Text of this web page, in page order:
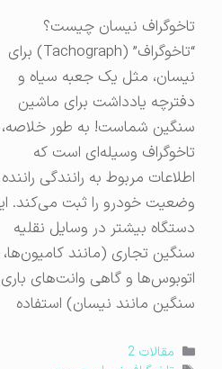
تاخوگراف نیسان چیست؟
“تاخوگراف” (Tachograph) برای
نیسان، مثل یک جعبه سیاه و
دفترچه یادداشت برای ماشین
سنگین شماست! به طور خلاصه،
تاخوگراف وسیله‌ای است که
اطلاعات مربوط به رانندگی راننده و
وضعیت خودرو را ثبت می‌کند. این
دستگاه بیشتر در وسایل نقلیه
سنگین تجاری (مانند کامیون‌ها،
اتوبوس‌ها و گاهی وانت‌های باری
سنگین مانند نیسان) استفاده
دسته‌ها
مقالات 2